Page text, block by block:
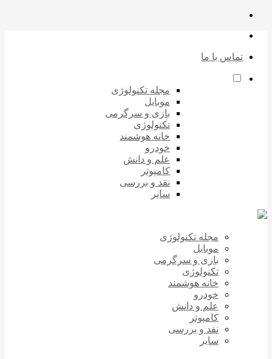
تماس با ما
مجله تکنولوژی
موبایل
بازی و سرگرمی
تکنولوژی
خانه هوشمند
خودرو
علم و دانش
کامپوتر
نقد و بررسی
سایر
مجله تکنولوژی
موبایل
بازی و سرگرمی
تکنولوژی
خانه هوشمند
خودرو
علم و دانش
کامپوتر
نقد و بررسی
سایر